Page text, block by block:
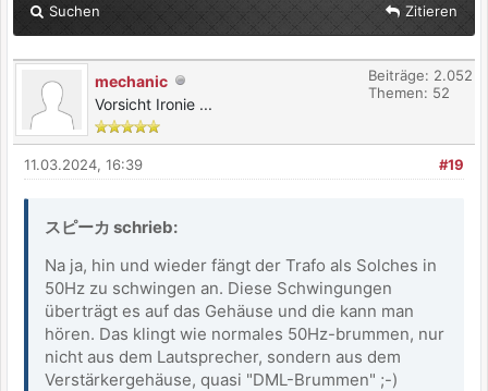
Suchen Zitieren
mechanic
Vorsicht Ironie ...
Beiträge: 2.052
Themen: 52
#19
11.03.2024, 16:39
スピーカ schrieb:
Na ja, hin und wieder fängt der Trafo als Solches in
50Hz zu schwingen an. Diese Schwingungen
überträgt es auf das Gehäuse und die kann man
hören. Das klingt wie normales 50Hz-brummen, nur
nicht aus dem Lautsprecher, sondern aus dem
Verstärkergehäuse, quasi "DML-Brummen" ;-)